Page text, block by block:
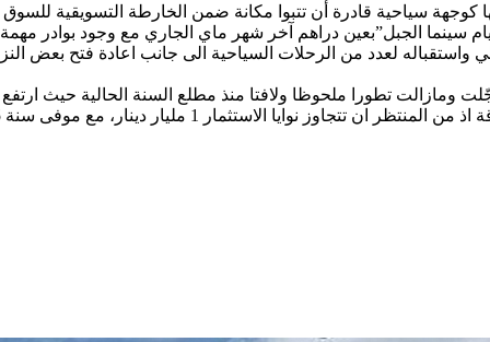
كوجهة سياحية قادرة أن تتبوا مكانة ضمن الخارطة التسويقية
سينما الجبل”بعين دراهم آخر شهر ماي الجاري مع وجود بوادر
لعدد من الرحلات السياحية الى جانب اعادة فتح بعض